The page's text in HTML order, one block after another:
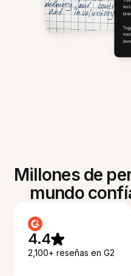
Millones de
mundo
4.4
2,100+ reseñas en G2